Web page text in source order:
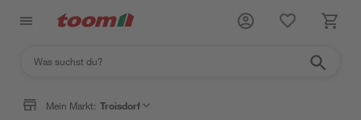
Mein Markt: Troisdorf